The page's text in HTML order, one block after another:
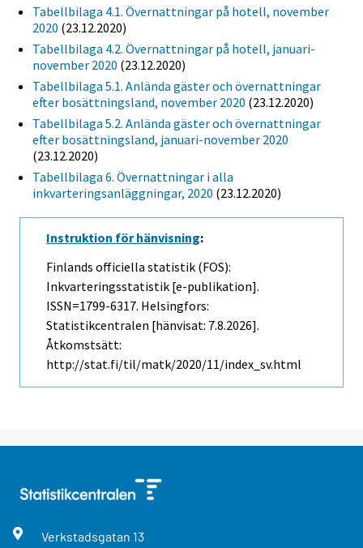
Tabellbilaga 4.1. Övernattningar på hotell, november
2020 (23.12.2020)
Tabellbilaga 4.2. Övernattningar på hotell, januari-
november 2020 (23.12.2020)
Tabellbilaga 5.1. Anlända gäster och övernattningar
efter bosättningsland, november 2020 (23.12.2020)
Tabellbilaga 5.2. Anlända gäster och övernattningar
efter bosättningsland, januari-november 2020
(23.12.2020)
Tabellbilaga 6. Övernattningar i alla
inkvarteringsanläggningar, 2020 (23.12.2020)
Instruktion för hänvisning:
Finlands officiella statistik (FOS):
Inkvarteringsstatistik [e-publikation].
ISSN=1799-6317. Helsingfors:
Statistikcentralen [hänvisat: 7.8.2026].
Åtkomstsätt:
http://stat.fi/til/matk/2020/11/index_sv.html
Verkstadsgatan 13